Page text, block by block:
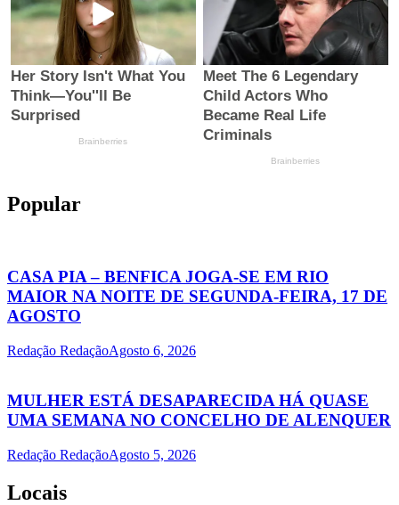
Popular
CASA PIA – BENFICA JOGA-SE EM RIO
MAIOR NA NOITE DE SEGUNDA-FEIRA, 17 DE
AGOSTO
Redação RedaçãoAgosto 6, 2026
MULHER ESTÁ DESAPARECIDA HÁ QUASE
UMA SEMANA NO CONCELHO DE ALENQUER
Redação RedaçãoAgosto 5, 2026
Locais